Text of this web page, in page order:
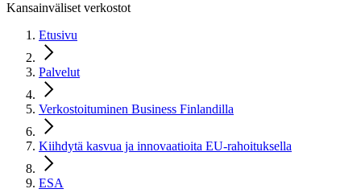
Kansainväliset verkostot
Etusivu
Palvelut
Verkostoituminen Business Finlandilla
Kiihdytä kasvua ja innovaatioita EU-rahoituksella
ESA